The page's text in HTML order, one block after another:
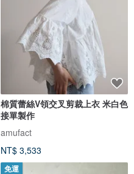
棉質蕾絲V領交叉剪裁上衣 米白色
接單製作
amufact
NT$ 3,533
免運